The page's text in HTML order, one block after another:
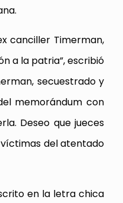
canciller Timerman,
a la patria”, escribió
secuestrado y
memorándum con
Deseo que jueces
del atentado
en la letra chica